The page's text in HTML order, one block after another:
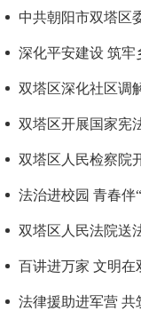
中共朝阳市双塔区
深化平安建设 筑牢
双塔区深化社区调
双塔区开展国家宪
双塔区人民检察院
法治进校园 青春伴
双塔区人民法院送
百讲进万家 文明在
法律援助进军营 共